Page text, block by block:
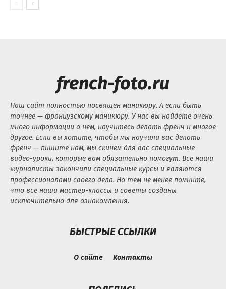
french-foto.ru
Наш сайт полностью посвящен маникюру. А если быть
точнее — французскому маникюру. У нас вы найдете очень
много информации о нем, научитесь делать френч и многое
другое. Если вы хотите, чтобы мы научили вас делать
френч — пишите нам, мы скинем для вас специальные
видео-уроки, которые вам обязательно помогут. Все наши
журналисты закончили специальные курсы и являются
профессионалами своего дела. Но тем не менее помните,
что все наши мастер-классы и советы созданы
исключительно для ознакомления.
БЫСТРЫЕ ССЫЛКИ
О сайте Контакты